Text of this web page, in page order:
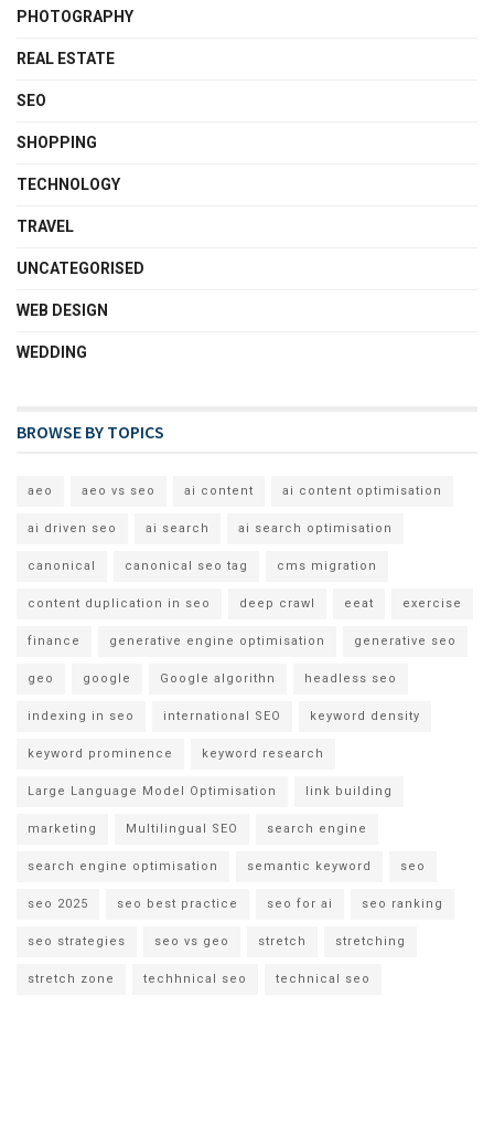
PHOTOGRAPHY
REAL ESTATE
SEO
SHOPPING
TECHNOLOGY
TRAVEL
UNCATEGORISED
WEB DESIGN
WEDDING
BROWSE BY TOPICS
aeo aeo vs seo ai content ai content optimisation
ai driven seo ai search ai search optimisation
canonical canonical seo tag cms migration
content duplication in seo deep crawl eeat exercise
finance generative engine optimisation generative seo
geo google Google algorithn headless seo
indexing in seo international SEO keyword density
keyword prominence keyword research
Large Language Model Optimisation link building
marketing Multilingual SEO search engine
search engine optimisation semantic keyword seo
seo 2025 seo best practice seo for ai seo ranking
seo strategies seo vs geo stretch stretching
stretch zone techhnical seo technical seo